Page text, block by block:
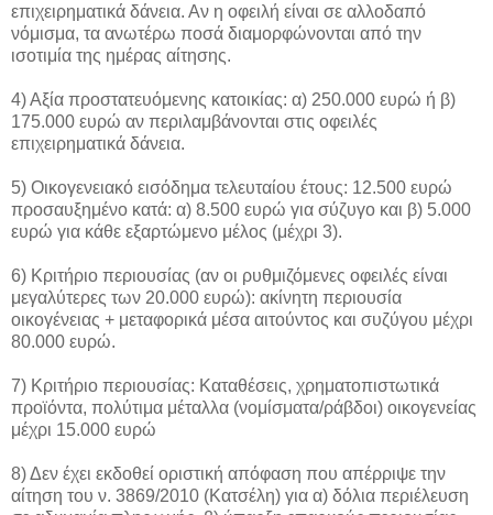
επιχειρηματικά δάνεια. Αν η οφειλή είναι σε αλλοδαπό
νόμισμα, τα ανωτέρω ποσά διαμορφώνονται από την
ισοτιμία της ημέρας αίτησης.
4) Αξία προστατευόμενης κατοικίας: α) 250.000 ευρώ ή β)
175.000 ευρώ αν περιλαμβάνονται στις οφειλές
επιχειρηματικά δάνεια.
5) Οικογενειακό εισόδημα τελευταίου έτους: 12.500 ευρώ
προσαυξημένο κατά: α) 8.500 ευρώ για σύζυγο και β) 5.000
ευρώ για κάθε εξαρτώμενο μέλος (μέχρι 3).
6) Κριτήριο περιουσίας (αν οι ρυθμιζόμενες οφειλές είναι
μεγαλύτερες των 20.000 ευρώ): ακίνητη περιουσία
οικογένειας + μεταφορικά μέσα αιτούντος και συζύγου μέχρι
80.000 ευρώ.
7) Κριτήριο περιουσίας: Καταθέσεις, χρηματοπιστωτικά
προϊόντα, πολύτιμα μέταλλα (νομίσματα/ράβδοι) οικογενείας
μέχρι 15.000 ευρώ
8) Δεν έχει εκδοθεί οριστική απόφαση που απέρριψε την
αίτηση του ν. 3869/2010 (Κατσέλη) για α) δόλια περιέλευση